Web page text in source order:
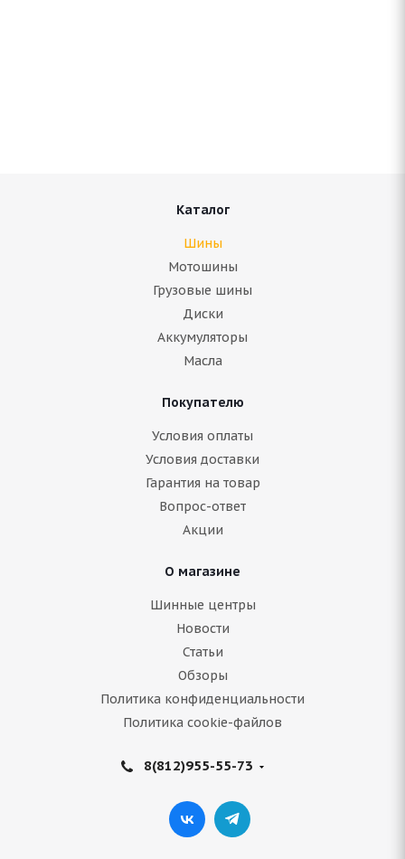
ARIVO ICE CLAW ARW8 225/65 R17 106T
Каталог
Шины
Мотошины
Грузовые шины
Диски
Аккумуляторы
Масла
Покупателю
Условия оплаты
Условия доставки
Гарантия на товар
Вопрос-ответ
Акции
О магазине
Шинные центры
Новости
Статьи
Обзоры
Политика конфиденциальности
Политика cookie-файлов
8(812)955-55-73